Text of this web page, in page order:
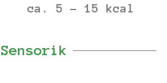
ca. 5 – 15 kcal
Sensorik